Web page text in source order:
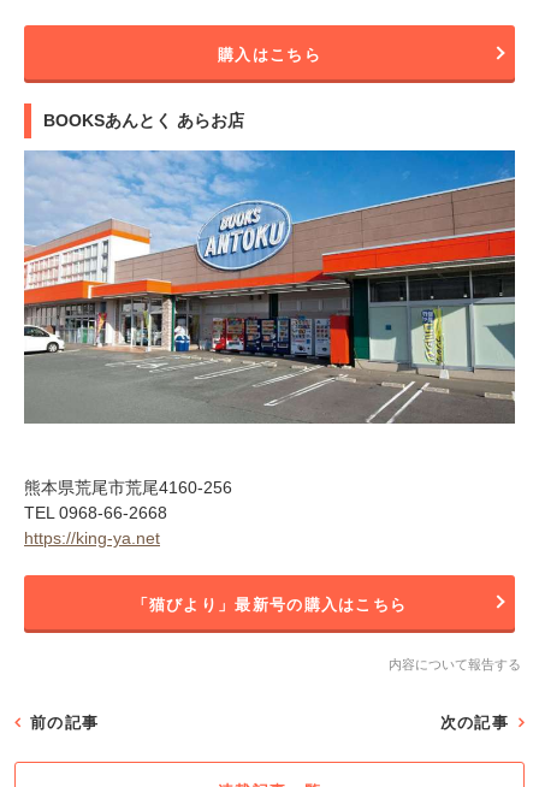
購入はこちら
BOOKSあんとく あらお店
熊本県荒尾市荒尾4160-256
TEL 0968-66-2668
https://king-ya.net
「猫びより」最新号の購入はこちら
内容について報告する
前の記事 次の記事